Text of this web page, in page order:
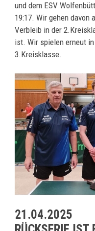
und dem ESV
19:17. Wir gehen davon
Verbleib in der
ist. Wir spielen erneut
3.Kreisklasse.
21.04.2025